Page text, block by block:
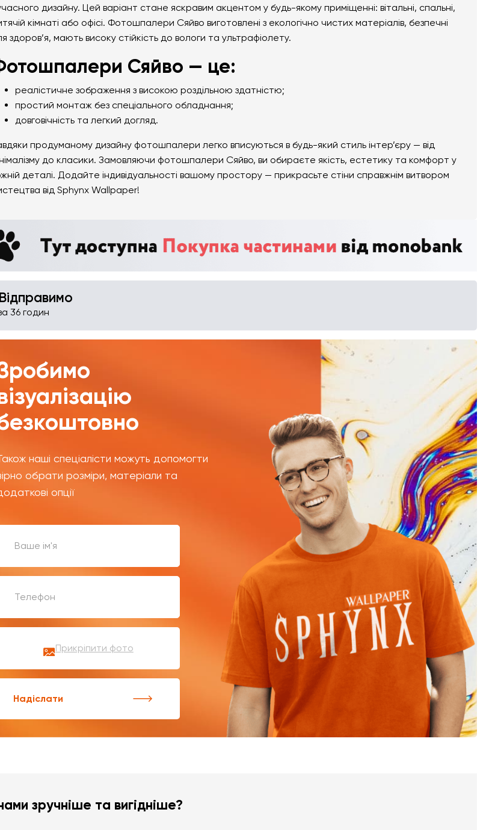
дизайну. Цей варіант стане яскравим акцентом у будь-якому приміщенні: вітальні, спальні,
кімнаті або офісі. Фотошпалери Сяйво виготовлені з екологічно чистих матеріалів, безпечні
здоров’я, мають високу стійкість до вологи та ультрафіолету.
Сяйво — це:
реалістичне зображення з високою роздільною здатністю;
простий монтаж без спеціального обладнання;
довговічність та легкий догляд.
продуманому дизайну фотошпалери легко вписуються в будь-який стиль інтер’єру — від
до класики. Замовляючи фотошпалери Сяйво, ви обираєте якість, естетику та комфорт у
деталі. Додайте індивідуальності вашому простору — прикрасьте стіни справжнім витвором
від Sphynx Wallpaper!
Відправимо
36 годин
наші спеціалісти можуть допомогти
обрати розміри, матеріали та
опції
Прикріпити фото
Надіслати
зручніше та вигідніше?